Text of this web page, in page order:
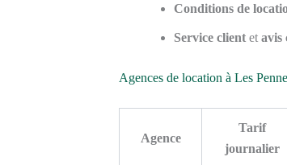
Conditions de
Service client et avis
Agences de location à Les
Agence
Tarif
journalier